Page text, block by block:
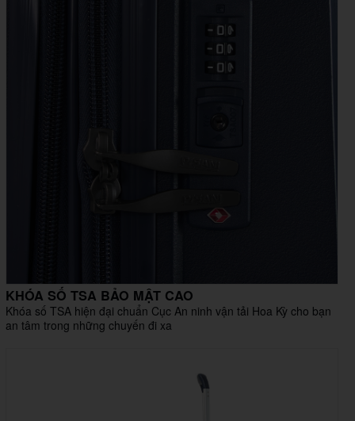
KHÓA SỐ TSA BẢO MẬT CAO
Khóa số TSA hiện đại chuẩn Cục An ninh vận tải Hoa Kỳ cho bạn
an tâm trong những chuyến đi xa